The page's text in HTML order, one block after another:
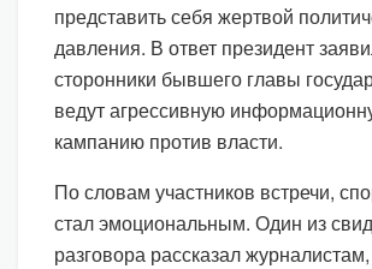
представить себя жертвой
давления. В ответ президент
сторонники бывшего главы
ведут агрессивную
кампанию против власти.
По словам участников встречи,
стал эмоциональным. Один из
разговора рассказал